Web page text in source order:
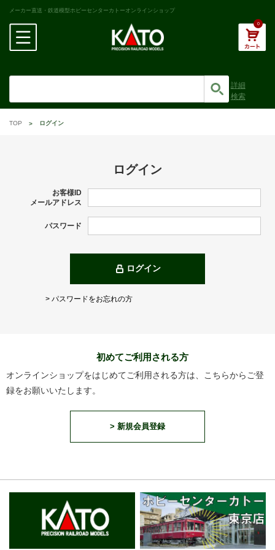
メーカー直送・鉄道模型ホビーセンターカトーオンラインショップ
0
詳細
検索
TOP ログイン
ログイン
お客様ID
メールアドレス
パスワード
ログイン
> パスワードをお忘れの方
初めてご利用される方
オンラインショップをはじめてご利用される方は、こちらからご登
録をお願いいたします。
> 新規会員登録